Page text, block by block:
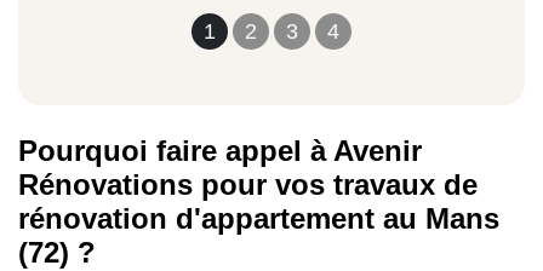
1 2 3 4
Pourquoi faire appel à Avenir
Rénovations pour vos travaux de
rénovation d'appartement au Mans
(72) ?